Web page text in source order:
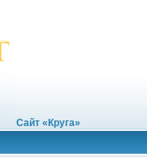
Сайт «Круга»